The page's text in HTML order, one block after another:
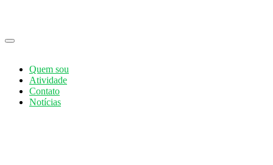
Quem sou
Atividade
Contato
Notícias